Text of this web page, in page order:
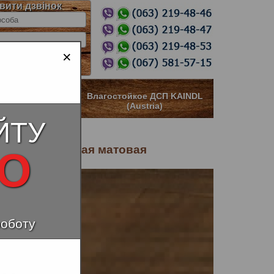
дзвінок
Влагостойкое ДСП KAINDL
(Austria)
промасленная матовая
×